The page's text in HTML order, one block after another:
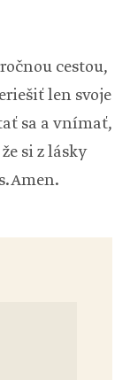
cestou,
len svoje
sa a vnímať,
si z lásky
Amen.